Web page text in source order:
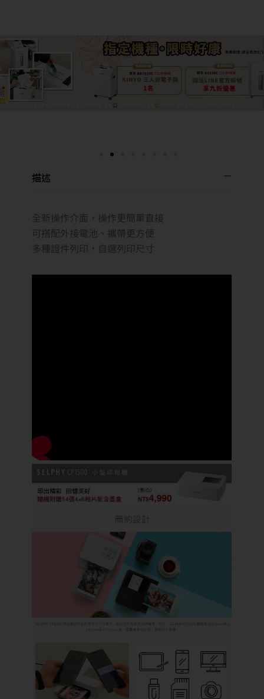
描述
全新操作介面，操作更簡單直接
可搭配外接電池、攜帶更方便
多種證件列印，自選列印尺寸